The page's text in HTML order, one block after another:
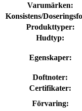
Varumärken:
Konsistens/
Produkttyper:
Hudtyp:
Egenskaper:
Doftnoter:
Certifikater:
Förvaring: